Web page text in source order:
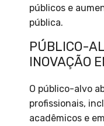
públicos e
pública.
PÚBLICO-
INOVAÇÃO
O público-alvo
profissionais,
acadêmicos e